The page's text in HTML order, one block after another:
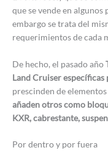
que se vende en
embargo se trata del
requerimientos de cada
De hecho, el pasado año
Land Cruiser específicas
prescinden de
añaden otros como
KXR, cabrestante,
Por dentro y por fuera